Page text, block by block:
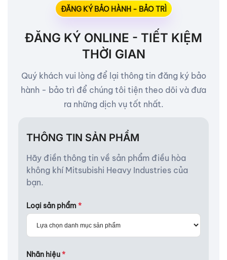
ĐĂNG KÝ BẢO HÀNH - BẢO TRÌ
ĐĂNG KÝ ONLINE - TIẾT KIỆM
THỜI GIAN
Quý khách vui lòng để lại thông tin đăng ký bảo
hành - bảo trì để chúng tôi tiện theo dõi và đưa
ra những dịch vụ tốt nhất.
THÔNG TIN SẢN PHẨM
Hãy điền thông tin về sản phẩm điều hòa
không khí Mitsubishi Heavy Industries của
bạn.
Loại sản phẩm *
Nhãn hiệu*